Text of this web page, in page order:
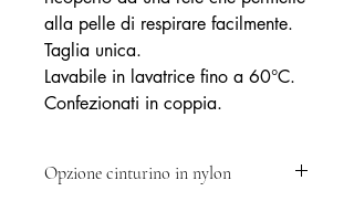
alla pelle di respirare facilmente.
Taglia unica.
Lavabile in lavatrice fino a 60°C.
Confezionati in coppia.
Opzione cinturino in nylon